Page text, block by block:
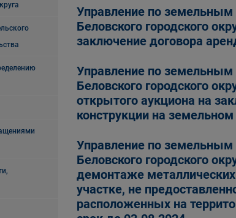
Управление по
Беловского городского
заключение договора
Управление по
Беловского городского
открытого аукциона на
конструкции на земельном
Управление по
Беловского городского
демонтаже
участке, не
расположенных на